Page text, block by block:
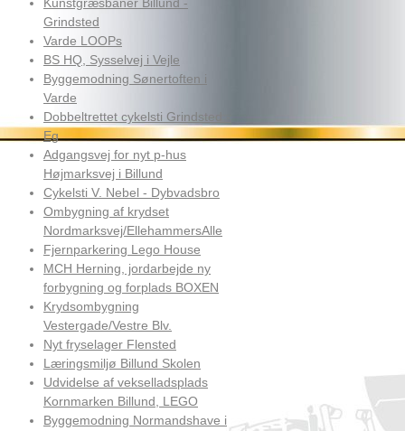
Grindsted
Varde LOOPs
BS HQ, Sysselvej i Vejle
Byggemodning Sønertoften i
Varde
Dobbeltrettet cykelsti Grindsted -
Eg
Adgangsvej for nyt p-hus
Højmarksvej i Billund
Cykelsti V. Nebel - Dybvadsbro
Ombygning af krydset
Nordmarksvej/EllehammersAlle
Fjernparkering Lego House
MCH Herning, jordarbejde ny
forbygning og forplads BOXEN
Krydsombygning
Vestergade/Vestre Blv.
Nyt fryselager Flensted
Læringsmiljø Billund Skolen
Udvidelse af vekselladsplads
Kornmarken Billund, LEGO
Byggemodning Normandshave i